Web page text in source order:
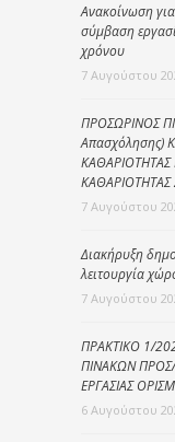
Ανακοίνωση
σύμβαση
χρόνου
7 Αυγούστου
ΠΡΟΣΩΡΙΝΟΣ
Απασχόλησης)
7 Αυγούστου
Διακήρυξη
λειτουργία
7 Αυγούστου
ΠΡΑΚΤΙΚΟ 1/
ΠΙΝΑΚΩΝ
ΕΡΓΑΣΙΑΣ
6 Αυγούστου